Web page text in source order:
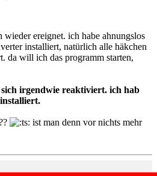
wieder ereignet. ich habe ahnungslos
installiert, natürlich alle häkchen
da will ich das programm starten,
irgendwie reaktiviert. ich hab
ist man denn vor nichts mehr